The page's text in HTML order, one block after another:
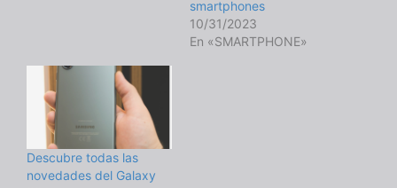
smartphones
10/31/2023
En «SMARTPHONE»
Descubre todas las
novedades del Galaxy